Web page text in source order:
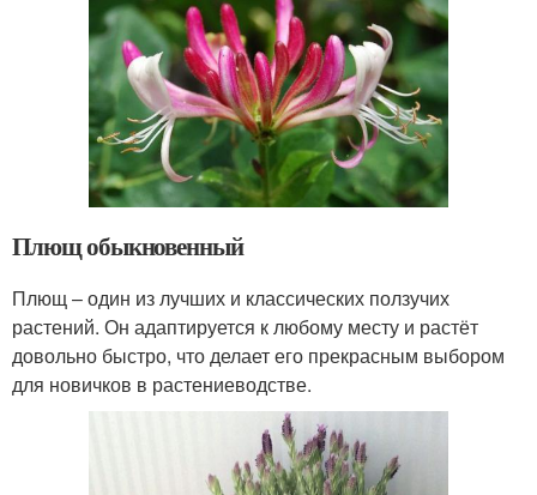
Плющ обыкновенный
Плющ – один из лучших и классических ползучих
растений. Он адаптируется к любому месту и растёт
довольно быстро, что делает его прекрасным выбором
для новичков в растениеводстве.